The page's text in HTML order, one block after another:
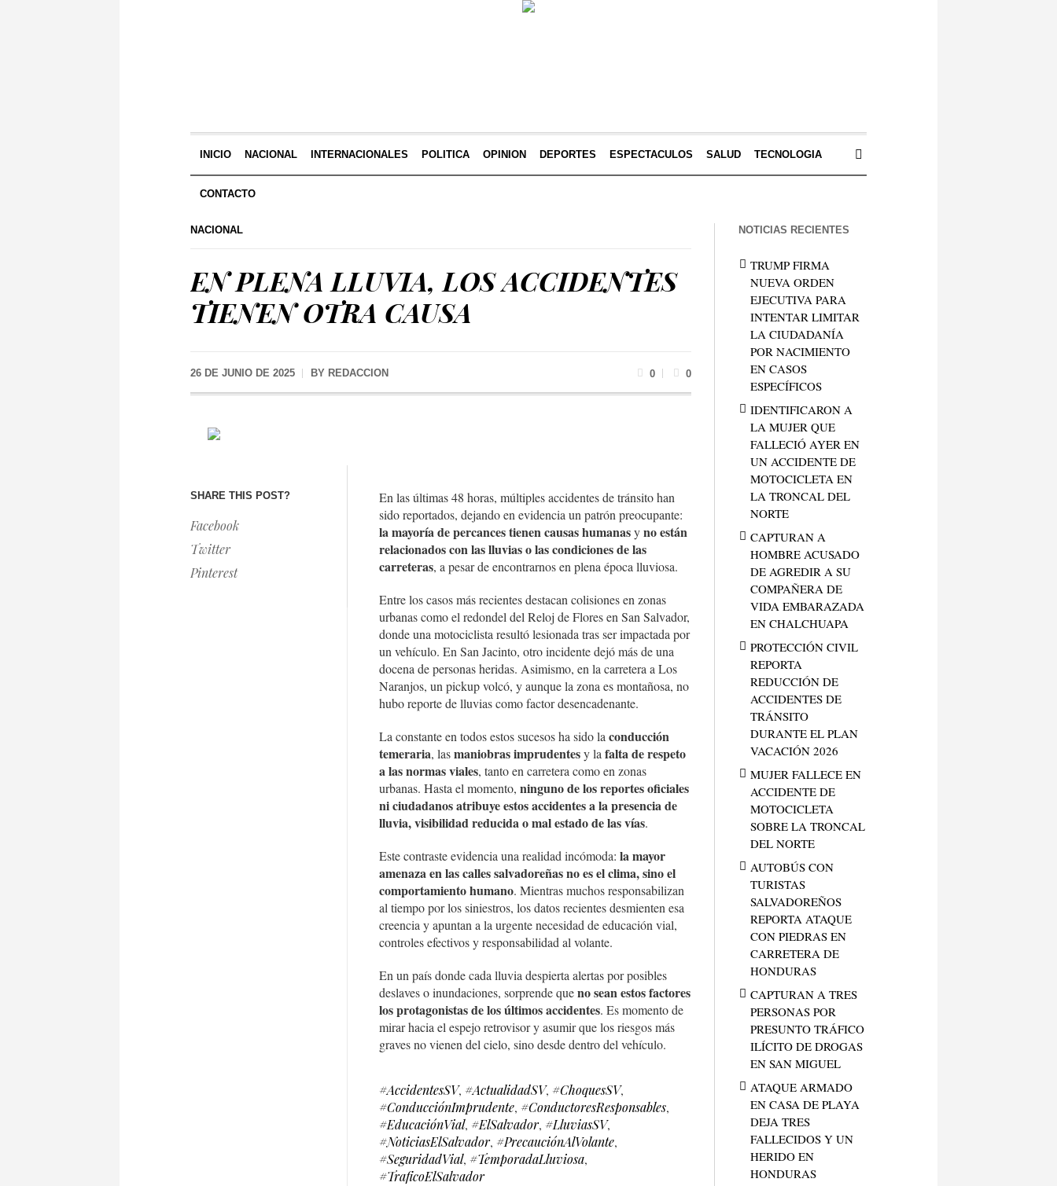
INICIO NACIONAL INTERNACIONALES POLITICA OPINION DEPORTES ESPECTACULOS SALUD TECNOLOGIA
CONTACTO
NACIONAL
EN PLENA LLUVIA, LOS ACCIDENTES
TIENEN OTRA CAUSA
26 DE JUNIO DE 2025 BY REDACCION 0 0
SHARE THIS POST?
Facebook
Twitter
Pinterest
En las últimas 48 horas, múltiples accidentes de tránsito han
sido reportados, dejando en evidencia un patrón preocupante:
la mayoría de percances tienen causas humanasyno están
relacionados con las lluvias o las condiciones de las
carreteras, a pesar de encontrarnos en plena época lluviosa.
Entre los casos más recientes destacan colisiones en zonas
urbanas como el redondel del Reloj de Flores en San Salvador,
donde una motociclista resultó lesionada tras ser impactada por
un vehículo. En San Jacinto, otro incidente dejó más de una
docena de personas heridas. Asimismo, en la carretera a Los
Naranjos, un pickup volcó, y aunque la zona es montañosa, no
hubo reporte de lluvias como factor desencadenante.
La constante en todos estos sucesos ha sido laconducción
temeraria, lasmaniobras imprudentesy lafalta de respeto
a las normas viales, tanto en carretera como en zonas
urbanas. Hasta el momento, ninguno de los reportes oficiales
ni ciudadanos atribuye estos accidentes a la presencia de
lluvia, visibilidad reducida o mal estado de las vías.
Este contraste evidencia una realidad incómoda: la mayor
amenaza en las calles salvadoreñas no es el clima, sino el
comportamiento humano. Mientras muchos responsabilizan
al tiempo por los siniestros, los datos recientes desmienten esa
creencia y apuntan a la urgente necesidad de educación vial,
controles efectivos y responsabilidad al volante.
En un país donde cada lluvia despierta alertas por posibles
deslaves o inundaciones, sorprende queno sean estos factores
los protagonistas de los últimos accidentes. Es momento de
mirar hacia el espejo retrovisor y asumir que los riesgos más
graves no vienen del cielo, sino desde dentro del vehículo.
#AccidentesSV, #ActualidadSV, #ChoquesSV,
#ConducciónImprudente, #ConductoresResponsables,
#EducaciónVial, #ElSalvador, #LluviasSV,
#NoticiasElSalvador, #PrecauciónAlVolante,
#SeguridadVial, #TemporadaLluviosa,
#TraficoElSalvador
NOTICIAS RECIENTES
TRUMP FIRMA
NUEVA ORDEN
EJECUTIVA PARA
INTENTAR LIMITAR
LA CIUDADANÍA
POR NACIMIENTO
EN CASOS
ESPECÍFICOS
IDENTIFICARON A
LA MUJER QUE
FALLECIÓ AYER EN
UN ACCIDENTE DE
MOTOCICLETA EN
LA TRONCAL DEL
NORTE
CAPTURAN A
HOMBRE ACUSADO
DE AGREDIR A SU
COMPAÑERA DE
VIDA EMBARAZADA
EN CHALCHUAPA
PROTECCIÓN CIVIL
REPORTA
REDUCCIÓN DE
ACCIDENTES DE
TRÁNSITO
DURANTE EL PLAN
VACACIÓN 2026
MUJER FALLECE EN
ACCIDENTE DE
MOTOCICLETA
SOBRE LA TRONCAL
DEL NORTE
AUTOBÚS CON
TURISTAS
SALVADOREÑOS
REPORTA ATAQUE
CON PIEDRAS EN
CARRETERA DE
HONDURAS
CAPTURAN A TRES
PERSONAS POR
PRESUNTO TRÁFICO
ILÍCITO DE DROGAS
EN SAN MIGUEL
ATAQUE ARMADO
EN CASA DE PLAYA
DEJA TRES
FALLECIDOS Y UN
HERIDO EN
HONDURAS